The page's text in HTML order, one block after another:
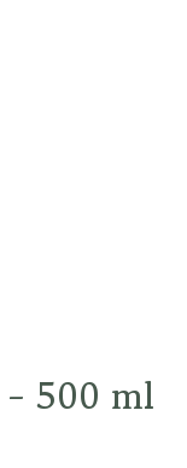
- 500 ml